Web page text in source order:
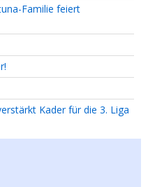
Familie feiert
Kader für die 3. Liga